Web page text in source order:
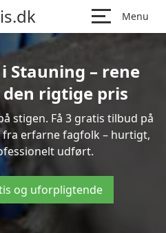
Menu
Stauning – rene
rigtige pris
stigen. Få 3 gratis tilbud på
erfarne fagfolk – hurtigt,
udført.
og uforpligtende